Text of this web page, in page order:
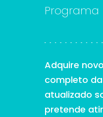
Programa
Adquire
completo
atualizado
pretende